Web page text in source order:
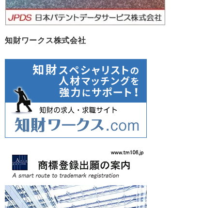
知財ワークス株式会社